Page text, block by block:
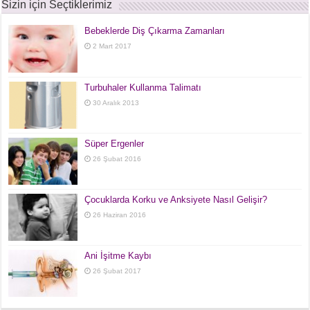
Sizin için Seçtiklerimiz
Bebeklerde Diş Çıkarma Zamanları
2 Mart 2017
Turbuhaler Kullanma Talimatı
30 Aralık 2013
Süper Ergenler
26 Şubat 2016
Çocuklarda Korku ve Anksiyete Nasıl Gelişir?
26 Haziran 2016
Ani İşitme Kaybı
26 Şubat 2017